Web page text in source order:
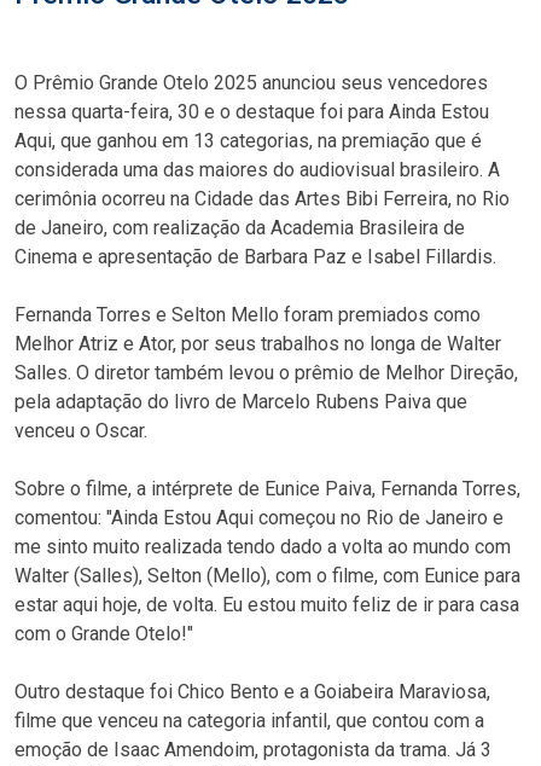
O Prêmio Grande Otelo 2025 anunciou seus vencedores
nessa quarta-feira, 30 e o destaque foi para Ainda Estou
Aqui, que ganhou em 13 categorias, na premiação que é
considerada uma das maiores do audiovisual brasileiro. A
cerimônia ocorreu na Cidade das Artes Bibi Ferreira, no Rio
de Janeiro, com realização da Academia Brasileira de
Cinema e apresentação de Barbara Paz e Isabel Fillardis.
Fernanda Torres e Selton Mello foram premiados como
Melhor Atriz e Ator, por seus trabalhos no longa de Walter
Salles. O diretor também levou o prêmio de Melhor Direção,
pela adaptação do livro de Marcelo Rubens Paiva que
venceu o Oscar.
Sobre o filme, a intérprete de Eunice Paiva, Fernanda Torres,
comentou: "Ainda Estou Aqui começou no Rio de Janeiro e
me sinto muito realizada tendo dado a volta ao mundo com
Walter (Salles), Selton (Mello), com o filme, com Eunice para
estar aqui hoje, de volta. Eu estou muito feliz de ir para casa
com o Grande Otelo!"
Outro destaque foi Chico Bento e a Goiabeira Maraviosa,
filme que venceu na categoria infantil, que contou com a
emoção de Isaac Amendoim, protagonista da trama. Já 3